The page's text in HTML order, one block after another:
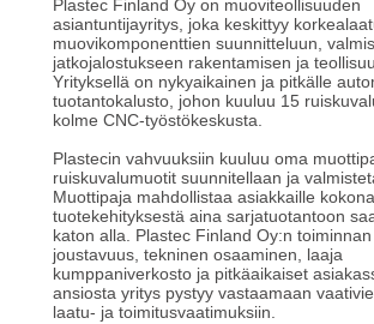
Plastec Finland Oy on muoviteollisuuden
asiantuntijayritys, joka keskittyy
muovikomponenttien suunnitteluun,
jatkojalostukseen rakentamisen ja
Yrityksellä on nykyaikainen ja pitkälle
tuotantokalusto, johon kuuluu 15
kolme CNC-työstökeskusta.
Plastecin vahvuuksiin kuuluu oma
ruiskuvalumuotit suunnitellaan ja
Muottipaja mahdollistaa asiakkaille
tuotekehityksestä aina sarjatuotantoon
katon alla. Plastec Finland Oy:n
joustavuus, tekninen osaaminen, laaja
kumppaniverkosto ja pitkäaikaiset
ansiosta yritys pystyy vastaamaan
laatu- ja toimitusvaatimuksiin.